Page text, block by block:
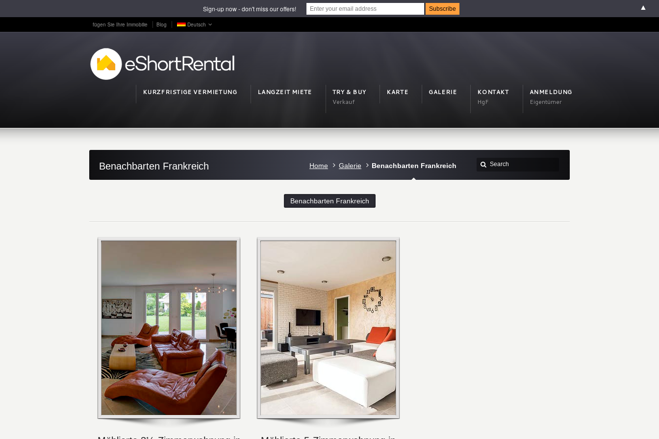
fügen Sie Ihre Immobilie Blog Deutsch
KURZFRISTIGE VERMIETUNG LANGZEIT MIETE
TRY & BUY
Verkauf
KARTE GALERIE
KONTAKT
HgF
ANMELDUNG
Eigentümer
Benachbarten Frankreich Home Galerie Benachbarten Frankreich
Benachbarten Frankreich
Sign-up now - don't miss our offers! ▲